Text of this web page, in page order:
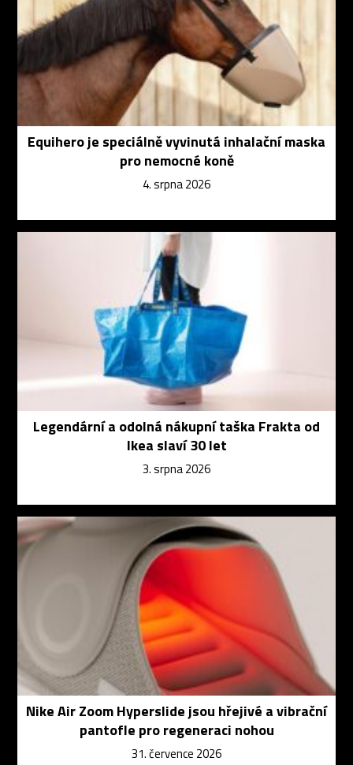
Equihero je speciálně vyvinutá inhalační maska
pro nemocné koně
4. srpna 2026
Legendární a odolná nákupní taška Frakta od
Ikea slaví 30 let
3. srpna 2026
Nike Air Zoom Hyperslide jsou hřejivé a vibrační
pantofle pro regeneraci nohou
31. července 2026